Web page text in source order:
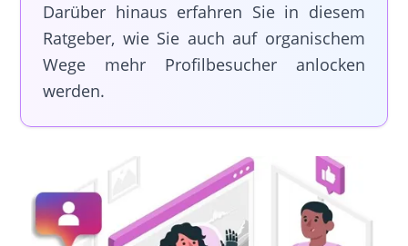
Darüber hinaus erfahren Sie in diesem
Ratgeber, wie Sie auch auf organischem
Wege mehr Profilbesucher anlocken
werden.